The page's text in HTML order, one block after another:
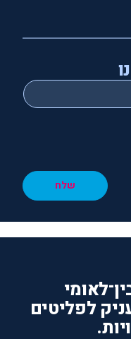
שלח
לפליטים